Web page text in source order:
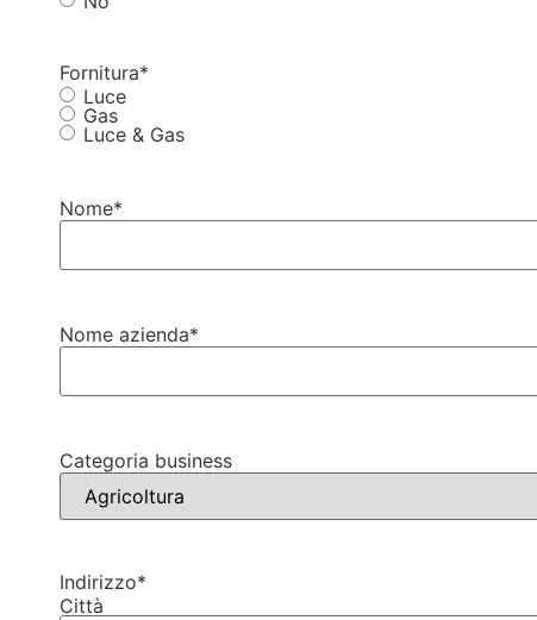
Fornitura*
Luce
Gas
Luce & Gas
Nome*
Nome azienda*
Categoria business
Indirizzo*
Città